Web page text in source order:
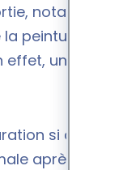
, notamment
peinture après 5
une usure
si des
après 5 ans, ce